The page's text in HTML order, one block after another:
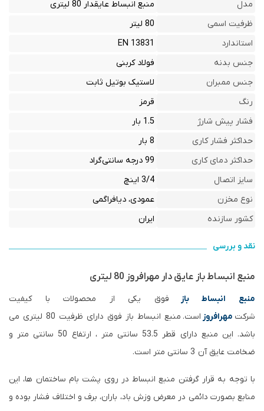
مدل
منبع انبساط عایقدار 80 لیتری
ظرفیت اسمی
80 لیتر
استاندارد
EN 13831
جنس بدنه
فولاد کربنی
جنس ممبران
لاستیک بوتیل ثابت
رنگ
قرمز
فشار پیش شارژ
1.5 بار
حداکثر فشار کاری
8 بار
حداکثر دمای کاری
99 درجه سانتی‌گراد
سایز اتصال
3/4 اینچ
نوع مخزن
عمودی، دیافراگمی
کشور سازنده
ایران
نقد و بررسی
منبع انبساط باز عایق دار مهرافروز 80 لیتری
منبع انبساط باز
فوق یکی از محصولات با کیفیت
شرکت مهرافروز
است. منبع انبساط باز فوق دارای ظرفیت 80 لیتری می
باشد. این منبع دارای قطر 53.5 سانتی متر ، ارتفاع 50 سانتی متر و
ضخامت عایق آن 3 سانتی متر است.
با توجه به قرار گرفتن منبع انبساط در روی پشت بام ساختمان ها، این
منابع بصورت دائمی در معرض وزش باد، باران، برف و اختلاف فشار بوده و